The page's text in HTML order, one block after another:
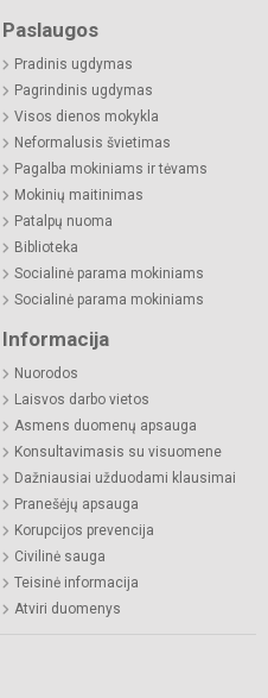
Paslaugos
Pradinis ugdymas
Pagrindinis ugdymas
Visos dienos mokykla
Neformalusis švietimas
Pagalba mokiniams ir tėvams
Mokinių maitinimas
Patalpų nuoma
Biblioteka
Socialinė parama mokiniams
Socialinė parama mokiniams
Informacija
Nuorodos
Laisvos darbo vietos
Asmens duomenų apsauga
Konsultavimasis su visuomene
Dažniausiai užduodami klausimai
Pranešėjų apsauga
Korupcijos prevencija
Civilinė sauga
Teisinė informacija
Atviri duomenys